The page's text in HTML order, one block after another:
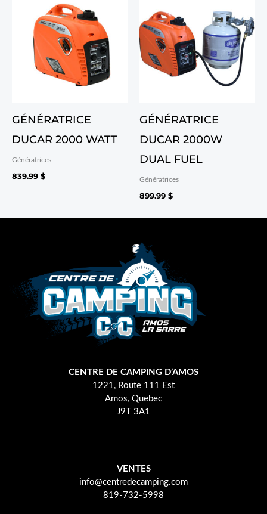
GÉNÉRATRICE
DUCAR 2000 WATT
Génératrices
839.99 $
GÉNÉRATRICE
DUCAR 2000W
DUAL FUEL
Génératrices
899.99 $
CENTRE DE CAMPING D’AMOS
1221, Route 111 Est
Amos, Quebec
J9T 3A1
VENTES
info@centredecamping.com
819-732-5998